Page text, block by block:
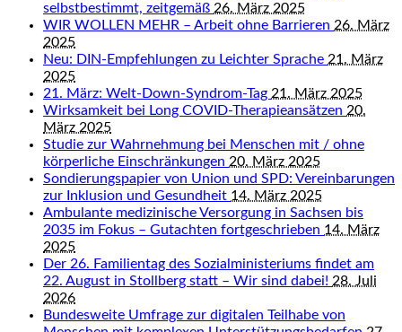
selbstbestimmt, zeitgemäß 26. März 2025
WIR WOLLEN MEHR – Arbeit ohne Barrieren 26. März
2025
Neu: DIN-Empfehlungen zu Leichter Sprache 21. März
2025
21. März: Welt-Down-Syndrom-Tag 21. März 2025
Wirksamkeit bei Long COVID-Therapieansätzen 20.
März 2025
Studie zur Wahrnehmung bei Menschen mit / ohne
körperliche Einschränkungen 20. März 2025
Sondierungspapier von Union und SPD: Vereinbarungen
zur Inklusion und Gesundheit 14. März 2025
Ambulante medizinische Versorgung in Sachsen bis
2035 im Fokus – Gutachten fortgeschrieben 14. März
2025
Der 26. Familientag des Sozialministeriums findet am
22. August in Stollberg statt – Wir sind dabei! 28. Juli
2026
Bundesweite Umfrage zur digitalen Teilhabe von